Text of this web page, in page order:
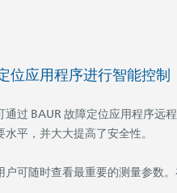
位应用程序进行智能控制
通过 BAUR 故障定位应用程序远
平，并大大提高了安全性。
户可随时查看最重要的测量参数